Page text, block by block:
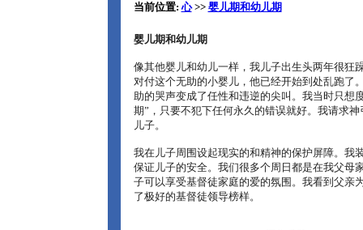
当前位置:心>> 婴儿期和幼儿期
婴儿期和幼儿期
像其他婴儿和幼儿一样，我儿子出生头两年很狂
对付这个无助的小婴儿，他已经开始到处乱跑了
助的哭声变成了任性和违逆的尖叫。我当时只想
期”，只要不犯下任何永久的错误就好。我请求
儿子。
我在儿子周围设起现实的和精神的保护屏障。我
保证儿子的安全。我们很多个周日都是在我父母
子可以享受基督徒家庭的爱的氛围。我看到父亲
了极好的基督徒领导榜样。